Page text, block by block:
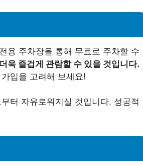
용 주차장을 통해 무료로 주차할 수
욱 즐겁게 관람할 수 있을 것입니다.
입을 고려해 보세요!
터 자유로워지실 것입니다. 성공적